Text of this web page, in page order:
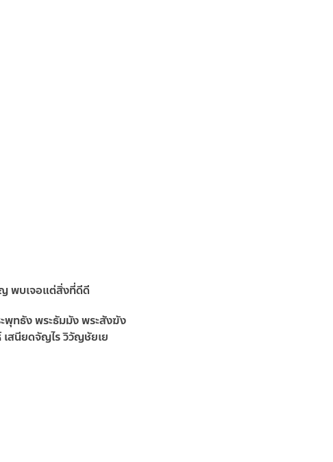
ญ พบเจอแต่สิ่งที่ดีดี
พุทธัง พระธัมมัง พระสังฆัง
เสนียดจัญไร วิวัญชัยเย